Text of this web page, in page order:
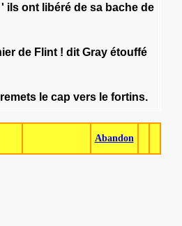
' ils ont libéré de sa bache de
de Flint ! dit Gray étouffé
remets le cap vers le fortins.
Abandon